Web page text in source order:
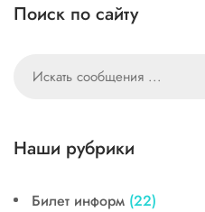
Поиск по сайту
Наши рубрики
Билет информ (22)